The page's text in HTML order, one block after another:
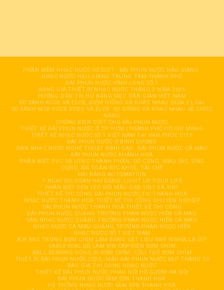
PHẦN MỀM NHẠC NƯỚC HDSOFT
ĐÀI PHUN NƯỚC HÂỤ GIANG
NHẠC NƯỚC HẬU GIANG TRUNG TÂM THÀNH PHỐ
ĐÀI PHUN NƯỚC VĨNH LONG SỐ 1
BẢNG GIÁ THIẾT BỊ NHẠC NƯỚC THÁNG 2 NĂM 2025
HƯỚNG DẪN TRỊ HO BẰNG MẸO DÂN GIAN VIỆT NAM
SO SÁNH RCCB VÀ ELCB, ĐIỂM GIỐNG VÀ KHÁC NHAU GIỮA 2 LOẠI
SO SÁNH MCB RCCB RCBO VÀ ELCB: SỰ GIỐNG VÀ KHÁC NHAU VỀ CHỨC
NĂNG
CHỐNG ĐIỆN GIẬT CHO ĐÀI PHUN NƯỚC
THIẾT KẾ ĐÀI PHUN NƯỚC Ở TP. HCM (THÀNH PHỐ HỒ CHÍ MINH)
THIẾT KẾ NHẠC NƯỚC SỐ 1 VIỆT NAM TẠI VẠN PHÚC CITY
ĐÀI PHUN NƯỚC Ở BÌNH DƯƠNG
DÀN NHẠC NƯỚC NGHỆ THUẬT ĐỈNH CAO
ĐÀI PHUN NƯỚC CÀ MAU
ĐÀI PHUN NƯỚC KHÁNH HOÀ
PHÂN BIỆT PVC VÀ UPVC THÀNH PHẦN, ĐỘ CỨNG, MÀU SẮC, ỨNG
DỤNG, AN TOÀN SỨC KHOẺ, TÁI CHẾ
HẢI ĐĂNG AUTOMATION
Ý NGHĨ SOLOGAN HẢI ĐĂNG: LIGHT UP YOUR LIFE
PHÂN BIỆT ĐÈN LED ĐỔI MÀU GRB 1IN1 VÀ 3IN1
THIẾT KẾ THI CÔNG ĐÀI PHUN NƯỚC TẠI THANH HOÁ
NHẠC NƯỚC THANH HOÁ THIẾT KẾ THI CÔNG CHUYÊN NGHIỆP
ĐÀI PHUN NƯỚC THANH HOÁ THIẾT KẾ THI CÔNG
ĐÀI PHUN NƯỚC QUẢNG TRƯỜNG PHAN NGỌC HIỂN CÀ MAU
SÀN NHẠC NƯỚC QUẢNG TRƯỜNG PHAN NGỌC HIỂN CÀ MAU
NHẠC NƯỚC CÀ MAU QUẢNG TRƯỜNG PHAN NGỌC HIỂN
NHẠC NƯỚC SỐ 1 VIỆT NAM
AIR BAG TRONG BƠM CHÌM LÀM BẰNG VẬT LIỆU NBR NGHĨA LÀ GÌ?
CABLE SEAL BỘ LÀM KÍN CÁP ĐIỆN BƠM CHÌM
BALL BEARING VÒNG BI BƠM CHÌM
CẦU TẠO BƠM CHÌM
THIẾT BỊ ĐÀI PHUN NƯỚC 2025
MẪU ĐÀI PHUN NƯỚC ĐẸP THÁNG 10
BÁO GIÁ THI CÔNG NHẠC NƯỚC
THIẾT KẾ ĐÀI PHUN NƯỚC PHAO NỔI HỒ GƯƠM HÀ NỘI
ĐÀI PHUN NƯỚC SẦM SƠN THANH HOÁ
HỆ THỐNG NHẠC NƯỚC SẦM SƠN THANH HOÁ